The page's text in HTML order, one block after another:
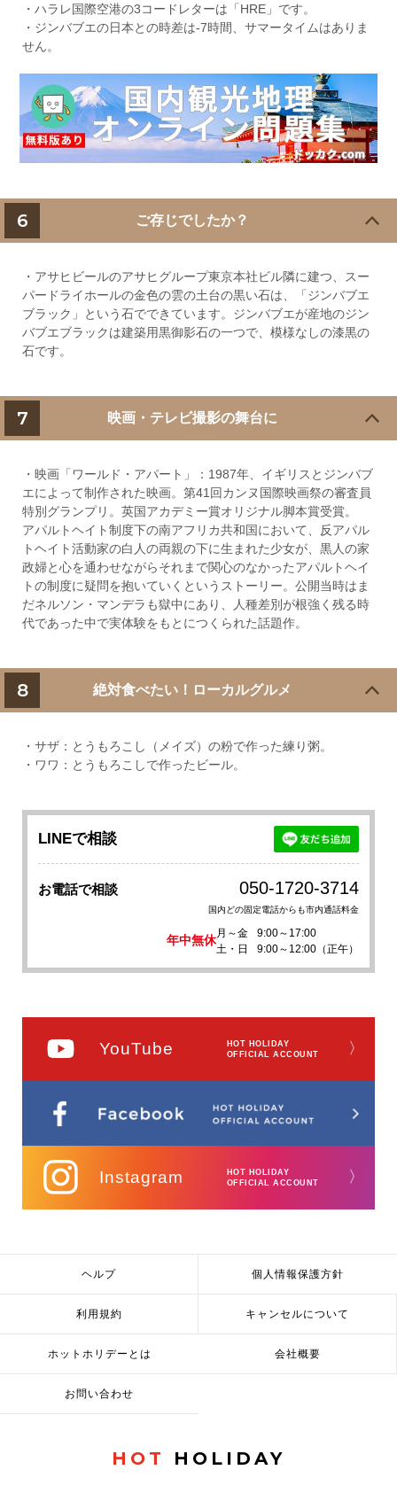
・ハラレ国際空港の3コードレターは「HRE」です。
・ジンバブエの日本との時差は-7時間、サマータイムはありま
せん。
6 ご存じでしたか？
・アサヒビールのアサヒグループ東京本社ビル隣に建つ、スー
パードライホールの金色の雲の土台の黒い石は、「ジンバブエ
ブラック」という石でできています。ジンバブエが産地のジン
バブエブラックは建築用黒御影石の一つで、模様なしの漆黒の
石です。
7 映画・テレビ撮影の舞台に
・映画「ワールド・アパート」：1987年、イギリスとジンバブ
エによって制作された映画。第41回カンヌ国際映画祭の審査員
特別グランプリ。英国アカデミー賞オリジナル脚本賞受賞。
アパルトヘイト制度下の南アフリカ共和国において、反アパル
トヘイト活動家の白人の両親の下に生まれた少女が、黒人の家
政婦と心を通わせながらそれまで関心のなかったアパルトヘイ
トの制度に疑問を抱いていくというストーリー。公開当時はま
だネルソン・マンデラも獄中にあり、人種差別が根強く残る時
代であった中で実体験をもとにつくられた話題作。
8 絶対食べたい！ローカルグルメ
・サザ：とうもろこし（メイズ）の粉で作った練り粥。
・ワワ：とうもろこしで作ったビール。
LINEで相談
お電話で相談 050-1720-3714
国内どの固定電話からも市内通話料金
年中無休
月～金
9:00～17:00
土・日
9:00～12:00（正午）
YouTube
HOT HOLIDAY
OFFICIAL ACCOUNT
〉
Instagram
HOT HOLIDAY
OFFICIAL ACCOUNT
〉
ヘルプ 個人情報保護方針
利用規約 キャンセルについて
ホットホリデーとは 会社概要
お問い合わせ
HOT HOLIDAY